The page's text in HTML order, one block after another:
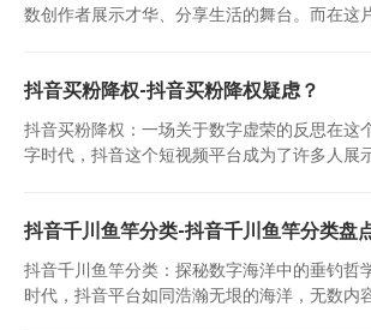
数创作者展示才华、分享生活的舞台。而在这
抖音买粉降权-抖音买粉降权疑虑？
抖音买粉降权：一场关于数字虚荣的反思在这
字时代，抖音这个短视频平台成为了许多人展
抖音千川鱼竿分类-抖音千川鱼竿分类盘
抖音千川鱼竿分类：探秘数字海洋中的垂钓哲
时代，抖音平台如同浩瀚无垠的海洋，无数内